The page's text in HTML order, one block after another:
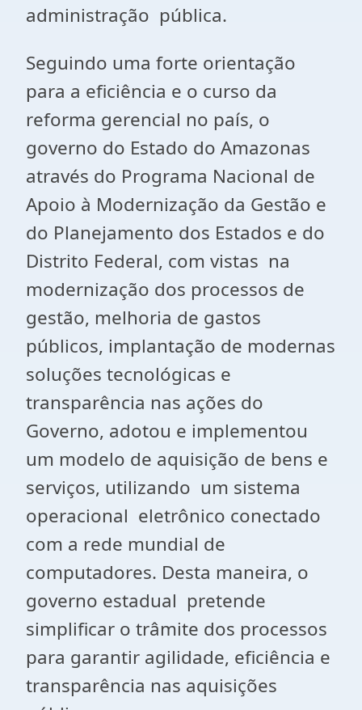
administração pública.
Seguindo uma forte orientação
para a eficiência e o curso da
reforma gerencial no país, o
governo do Estado do Amazonas
através do Programa Nacional de
Apoio à Modernização da Gestão e
do Planejamento dos Estados e do
Distrito Federal, com vistas na
modernização dos processos de
gestão, melhoria de gastos
públicos, implantação de modernas
soluções tecnológicas e
transparência nas ações do
Governo, adotou e implementou
um modelo de aquisição de bens e
serviços, utilizando um sistema
operacional eletrônico conectado
com a rede mundial de
computadores. Desta maneira, o
governo estadual pretende
simplificar o trâmite dos processos
para garantir agilidade, eficiência e
transparência nas aquisições